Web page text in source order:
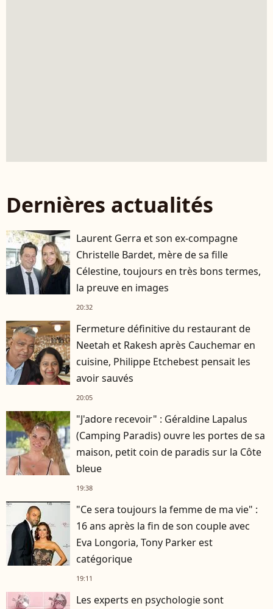
Dernières actualités
Laurent Gerra et son ex-compagne
Christelle Bardet, mère de sa fille
Célestine, toujours en très bons termes,
la preuve en images
20:32
Fermeture définitive du restaurant de
Neetah et Rakesh après Cauchemar en
cuisine, Philippe Etchebest pensait les
avoir sauvés
20:05
"J'adore recevoir" : Géraldine Lapalus
(Camping Paradis) ouvre les portes de sa
maison, petit coin de paradis sur la Côte
bleue
19:38
"Ce sera toujours la femme de ma vie" :
16 ans après la fin de son couple avec
Eva Longoria, Tony Parker est
catégorique
19:11
Les experts en psychologie sont